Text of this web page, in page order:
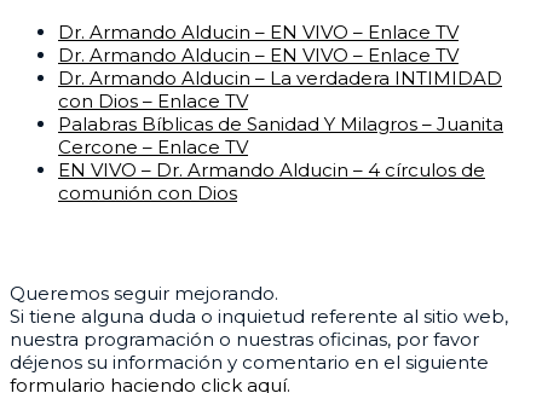
Dr. Armando Alducin – EN VIVO – Enlace TV
Dr. Armando Alducin – EN VIVO – Enlace TV
Dr. Armando Alducin – La verdadera INTIMIDAD
con Dios – Enlace TV
Palabras Bíblicas de Sanidad Y Milagros – Juanita
Cercone – Enlace TV
EN VIVO – Dr. Armando Alducin – 4 círculos de
comunión con Dios
Queremos seguir mejorando.
Si tiene alguna duda o inquietud referente al sitio web,
nuestra programación o nuestras oficinas, por favor
déjenos su información y comentario en el siguiente
formulario haciendo click aquí.